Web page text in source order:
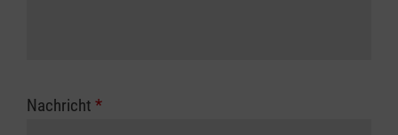
Nachricht *